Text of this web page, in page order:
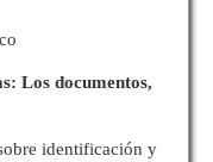
Los documentos,
identificación y